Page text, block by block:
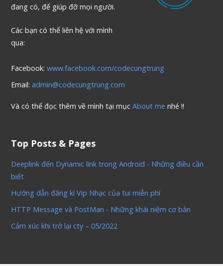
đang có, để giúp đỡ mọi người.
Các bạn có thể liên hệ với mình
qua:
Facebook:www.facebook.com/codecungtrung
Email:admin@codecungtrung.com
Và có thể đọc thêm về mình tại mụcAbout me nhé !!
Top Posts & Pages
Deeplink đến Dynamic link trong Android - Những điều cần
biết
Hướng dẫn đăng kí Vip Nhạc của tui miễn phí
HTTP Message và PostMan - Những khái niệm cơ bản
Cảm xúc khi trở lại cty – 05/2022